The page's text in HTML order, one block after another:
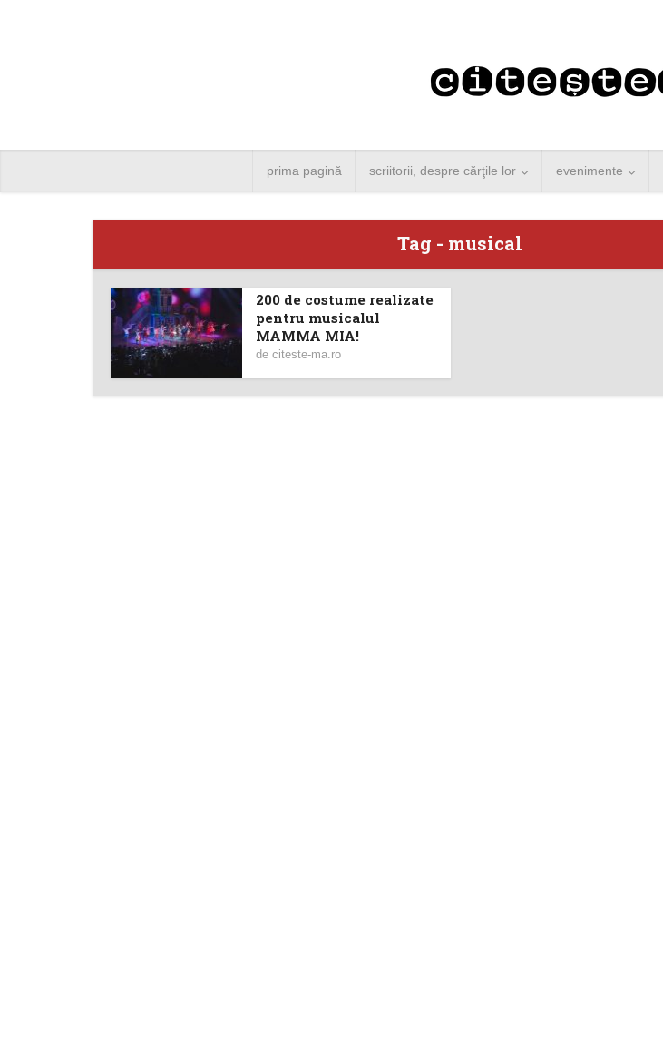
prima pagină scriitorii, despre cărţile lor evenimente
Tag - musical
200 de costume realizate
pentru musicalul
MAMMA MIA!
de citeste-ma.ro
Angela Merkel vine la
București. Lansare de